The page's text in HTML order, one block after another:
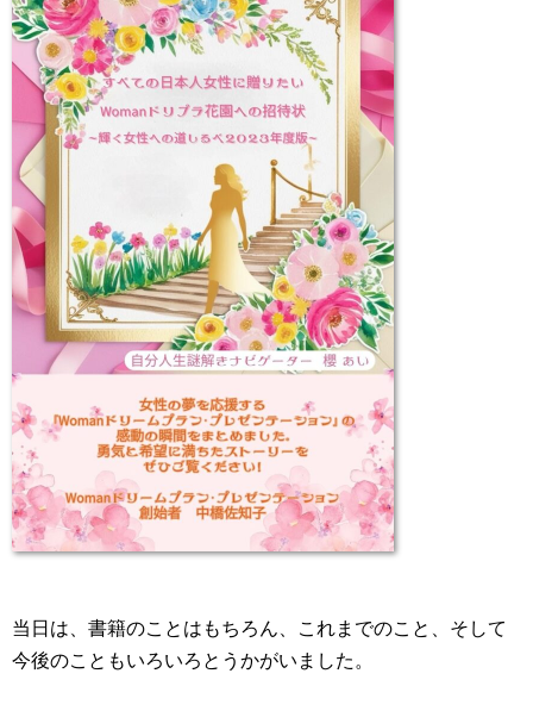
当日は、書籍のことはもちろん、これまでのこと、そして
今後のこともいろいろとうかがいました。